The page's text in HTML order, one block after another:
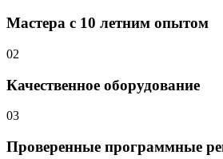
Мастера с 10 летним опытом
02
Качественное оборудование
03
Проверенные программные